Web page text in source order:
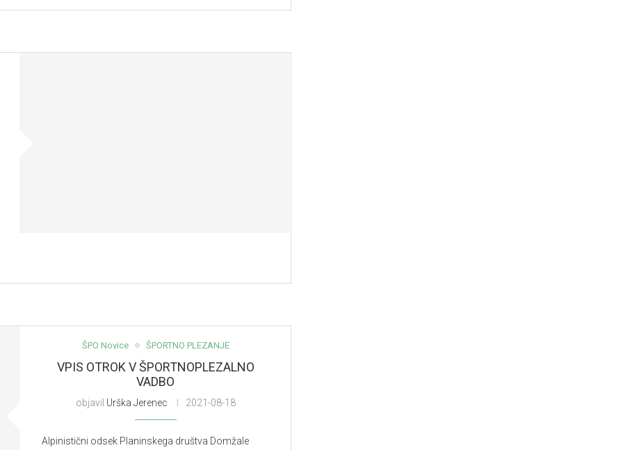
ŠPO Novice ŠPORTNO PLEZANJE
VPIS OTROK V ŠPORTNOPLEZALNO
VADBO
objavil Urška Jerenec 2021-08-18
Alpinistični odsek Planinskega društva Domžale